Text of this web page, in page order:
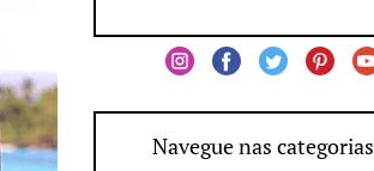
Navegue nas categorias